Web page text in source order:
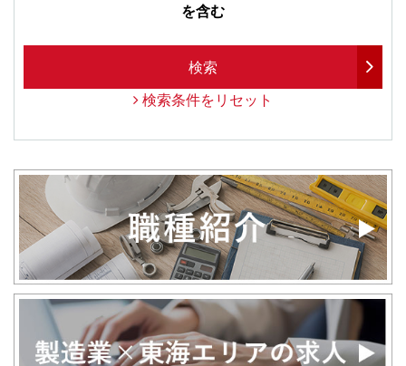
を含む
検索
検索条件をリセット